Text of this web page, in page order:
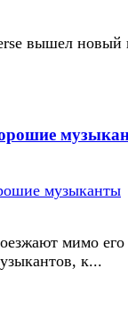
вышел новый
мимо его
к...